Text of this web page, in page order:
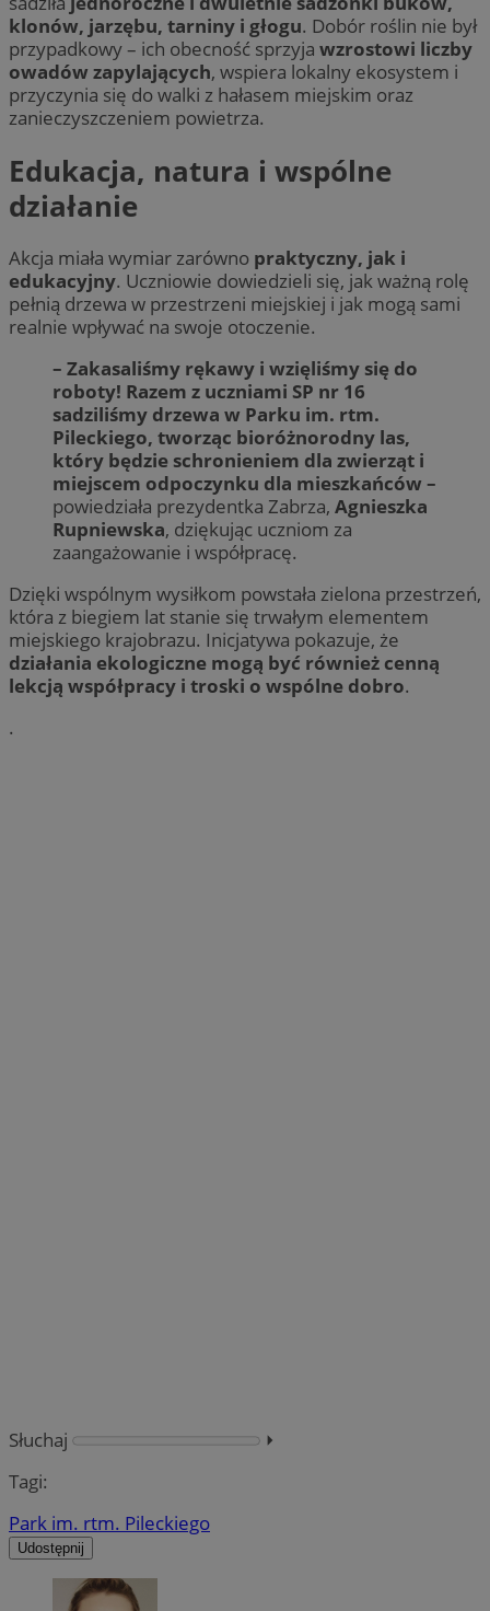
klonów, jarzębu, tarniny i głogu. Dobór roślin nie był
przypadkowy – ich obecność sprzyja wzrostowi liczby
owadów zapylających, wspiera lokalny ekosystem i
przyczynia się do walki z hałasem miejskim oraz
zanieczyszczeniem powietrza.
Edukacja, natura i wspólne
działanie
Akcja miała wymiar zarówno praktyczny, jak i
edukacyjny. Uczniowie dowiedzieli się, jak ważną rolę
pełnią drzewa w przestrzeni miejskiej i jak mogą sami
realnie wpływać na swoje otoczenie.
– Zakasaliśmy rękawy i wzięliśmy się do
roboty! Razem z uczniami SP nr 16
sadziliśmy drzewa w Parku im. rtm.
Pileckiego, tworząc bioróżnorodny las,
który będzie schronieniem dla zwierząt i
miejscem odpoczynku dla mieszkańców –
powiedziała prezydentka Zabrza, Agnieszka
Rupniewska, dziękując uczniom za
zaangażowanie i współpracę.
Dzięki wspólnym wysiłkom powstała zielona przestrzeń,
która z biegiem lat stanie się trwałym elementem
miejskiego krajobrazu. Inicjatywa pokazuje, że
działania ekologiczne mogą być również cenną
lekcją współpracy i troski o wspólne dobro.
.
Słuchaj
⏵︎
Tagi:
Park im. rtm. Pileckiego
Udostępnij